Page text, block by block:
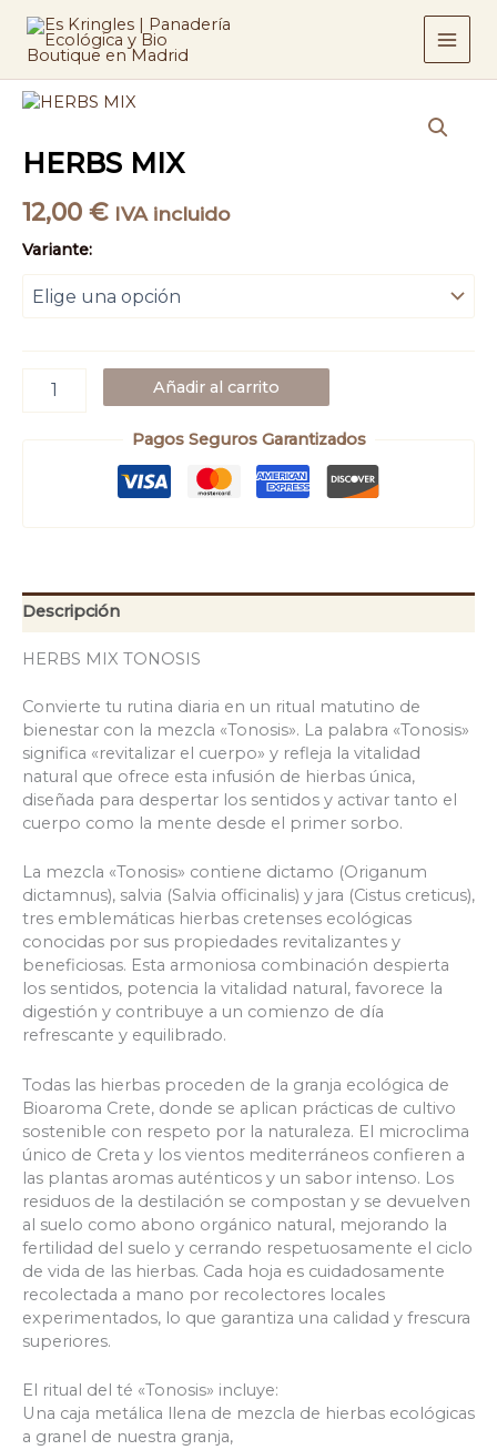
contenido
HERBS MIX
12,00 € IVA incluido
Variante:
HERBS
Añadir al carrito
Pagos Seguros Garantizados
Descripción
HERBS MIX TONOSIS
Convierte tu rutina diaria en un ritual matutino de
bienestar con la mezcla «Tonosis». La palabra «Tonosis»
significa «revitalizar el cuerpo» y refleja la vitalidad
natural que ofrece esta infusión de hierbas única,
diseñada para despertar los sentidos y activar tanto el
cuerpo como la mente desde el primer sorbo.
La mezcla «Tonosis» contiene dictamo (Origanum
dictamnus), salvia (Salvia officinalis) y jara (Cistus creticus),
tres emblemáticas hierbas cretenses ecológicas
conocidas por sus propiedades revitalizantes y
beneficiosas. Esta armoniosa combinación despierta
los sentidos, potencia la vitalidad natural, favorece la
digestión y contribuye a un comienzo de día
refrescante y equilibrado.
Todas las hierbas proceden de la granja ecológica de
Bioaroma Crete, donde se aplican prácticas de cultivo
sostenible con respeto por la naturaleza. El microclima
único de Creta y los vientos mediterráneos confieren a
las plantas aromas auténticos y un sabor intenso. Los
residuos de la destilación se compostan y se devuelven
al suelo como abono orgánico natural, mejorando la
fertilidad del suelo y cerrando respetuosamente el ciclo
de vida de las hierbas. Cada hoja es cuidadosamente
recolectada a mano por recolectores locales
experimentados, lo que garantiza una calidad y frescura
superiores.
El ritual del té «Tonosis» incluye:
Una caja metálica llena de mezcla de hierbas ecológicas
a granel de nuestra granja,